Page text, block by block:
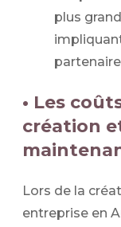
plus
• Les
création
Lors de la
entreprise en